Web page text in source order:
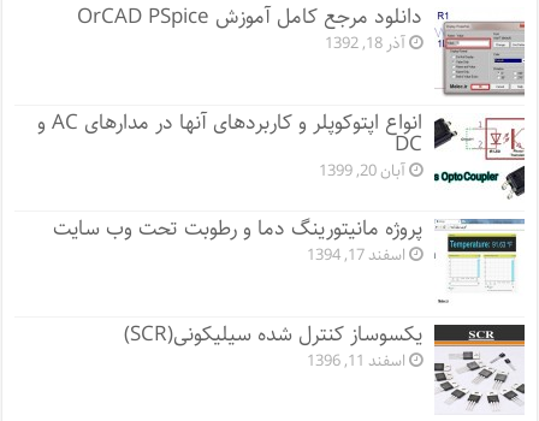
دانلود مرجع کامل آموزش OrCAD PSpice
آذر 18, 1392
انواع اپتوکوپلر و کاربردهای آنها در مدارهای AC و
DC
آبان 20, 1399
پروژه مانيتورينگ دما و رطوبت تحت وب سایت
اسفند 17, 1394
یکسوساز کنترل شده سیلیکونی(SCR)
اسفند 11, 1396